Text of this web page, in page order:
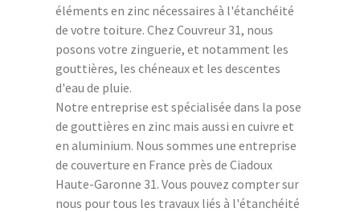
éléments en zinc nécessaires à l'étanchéité
de votre toiture. Chez Couvreur 31, nous
posons votre zinguerie, et notamment les
gouttières, les chéneaux et les descentes
d'eau de pluie.
Notre entreprise est spécialisée dans la pose
de gouttières en zinc mais aussi en cuivre et
en aluminium. Nous sommes une entreprise
de couverture en France près de Ciadoux
Haute-Garonne 31. Vous pouvez compter sur
nous pour tous les travaux liés à l'étanchéité